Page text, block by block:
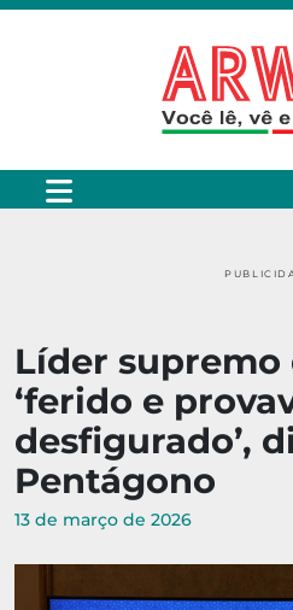
Líder supremo
‘ferido e
desfigurado’,
Pentágono
13 de março de 2026